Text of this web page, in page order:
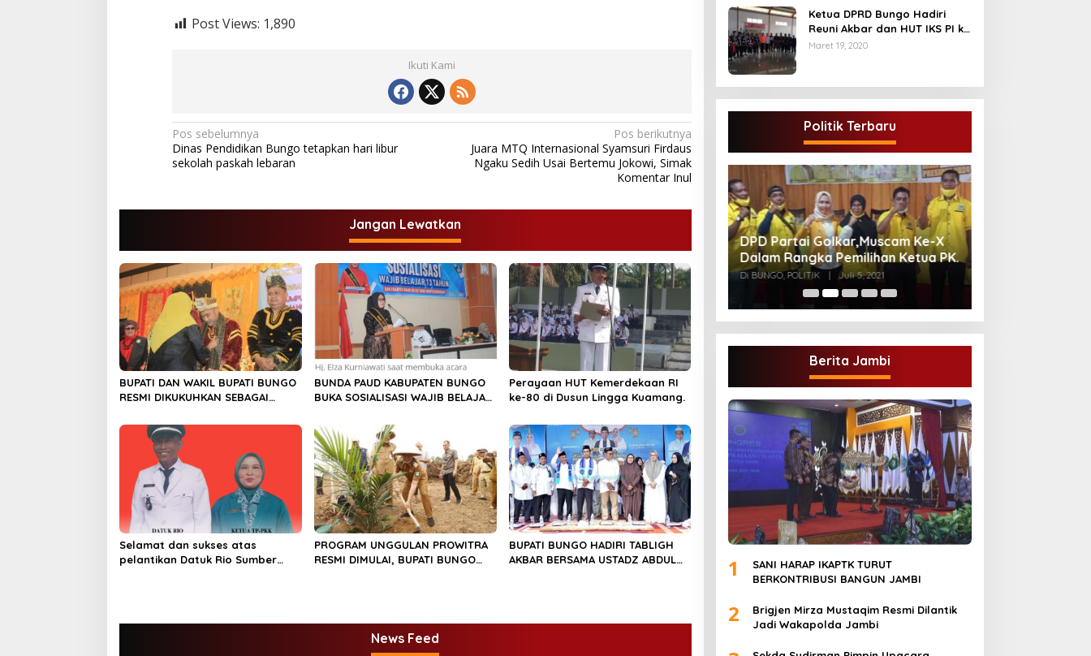
Post Views: 1,890
Ikuti Kami
N
a
i
a
s
i
p
o
s
Pos sebelumnya
Dinas Pendidikan Bungo tetapkan hari libur
sekolah paskah lebaran
Pos berikutnya
Juara MTQ Internasional Syamsuri Firdaus
Ngaku Sedih Usai Bertemu Jokowi, Simak
Komentar Inul
Jangan Lewatkan
BUPATI DAN WAKIL BUPATI BUNGO
RESMI DIKUKUHKAN SEBAGAI
BUNDA PAUD KABUPATEN BUNGO
BUKA SOSIALISASI WAJIB BELAJAR
Perayaan HUT Kemerdekaan RI
ke-80 di Dusun Lingga Kuamang.
Selamat dan sukses atas
pelantikan Datuk Rio Sumber
PROGRAM UNGGULAN PROWITRA
RESMI DIMULAI, BUPATI BUNGO
BUPATI BUNGO HADIRI TABLIGH
AKBAR BERSAMA USTADZ ABDUL
News Feed
Ketua DPRD Bungo Hadiri
Reuni Akbar dan HUT IKS PI ke
40
Maret 19, 2020
Politik Terbaru
10.Bertajuk Dengan
Tema”Membawa Gerakan
Perubahan”
Di BUNGO, POLITIK | November 15, 2021
DPD Partai Golkar,Muscam Ke-X
Dalam Rangka Pemilihan Ketua PK.
Di BUNGO, POLITIK Juli 5, 2021
Berita Jambi
1
SANI HARAP IKAPTK TURUT
BERKONTRIBUSI BANGUN JAMBI
2
Brigjen Mirza Mustaqim Resmi Dilantik
Jadi Wakapolda Jambi